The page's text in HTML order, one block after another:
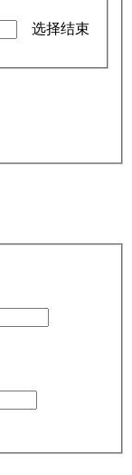
选择结束